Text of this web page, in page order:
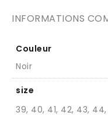
INFORMATIONS
Couleur
Noir
size
39, 40, 41, 42, 43,